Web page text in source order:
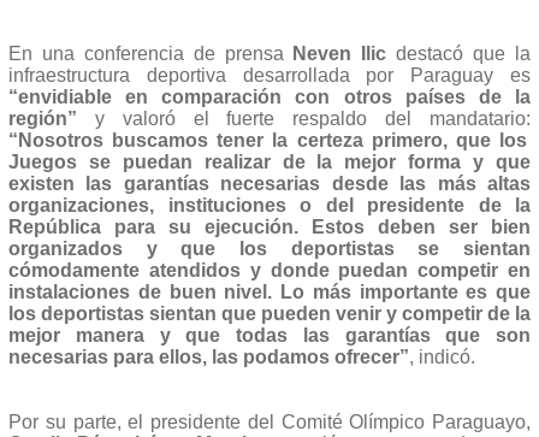
En una conferencia de prensa Neven Ilic destacó que la
infraestructura deportiva desarrollada por Paraguay es
“envidiable en comparación con otros países de la
región” y valoró el fuerte respaldo del mandatario:
“Nosotros buscamos tener la certeza primero, que los
Juegos se puedan realizar de la mejor forma y que
existen las garantías necesarias desde las más altas
organizaciones, instituciones o del presidente de la
República para su ejecución. Estos deben ser bien
organizados y que los deportistas se sientan
cómodamente atendidos y donde puedan competir en
instalaciones de buen nivel. Lo más importante es que
los deportistas sientan que pueden venir y competir de la
mejor manera y que todas las garantías que son
necesarias para ellos, las podamos ofrecer”, indicó.
Por su parte, el presidente del Comité Olímpico Paraguayo,